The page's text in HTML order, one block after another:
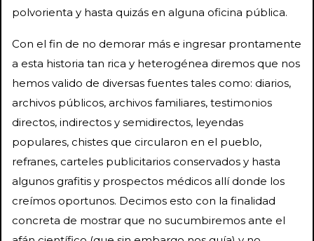
polvorienta y hasta quizás en alguna oficina pública.
Con el fin de no demorar más e ingresar prontamente
a esta historia tan rica y heterogénea diremos que nos
hemos valido de diversas fuentes tales como: diarios,
archivos públicos, archivos familiares, testimonios
directos, indirectos y semidirectos, leyendas
populares, chistes que circularon en el pueblo,
refranes, carteles publicitarios conservados y hasta
algunos grafitis y prospectos médicos allí donde los
creímos oportunos. Decimos esto con la finalidad
concreta de mostrar que no sucumbiremos ante el